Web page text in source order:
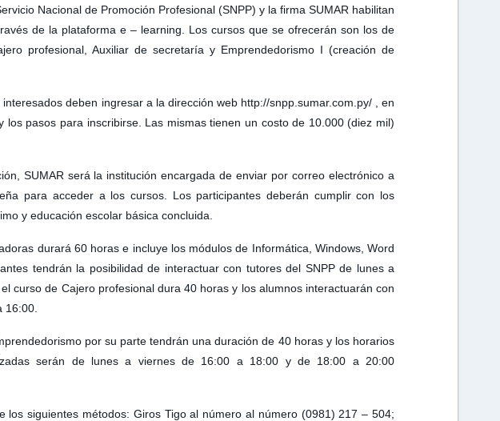
Nacional de Promoción Profesional (SNPP) y la firma SUMAR habilitan
de la plataforma e – learning. Los cursos que se ofrecerán son los de
profesional, Auxiliar de secretaría y Emprendedorismo I (creación de
deben ingresar a la dirección web http://snpp.sumar.com.py/ , en
los pasos para inscribirse. Las mismas tienen un costo de 10.000 (diez mil)
SUMAR será la institución encargada de enviar por correo electrónico a
para acceder a los cursos. Los participantes deberán cumplir con los
y educación escolar básica concluida.
durará 60 horas e incluye los módulos de Informática, Windows, Word
tendrán la posibilidad de interactuar con tutores del SNPP de lunes a
curso de Cajero profesional dura 40 horas y los alumnos interactuarán con
16:00.
por su parte tendrán una duración de 40 horas y los horarios
serán de lunes a viernes de 16:00 a 18:00 y de 18:00 a 20:00
siguientes métodos: Giros Tigo al número al número (0981) 217 – 504;